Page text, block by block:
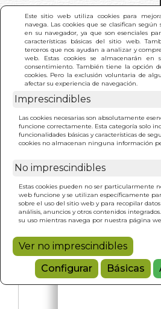
Este sitio web utiliza cookies para
navega. Las cookies que se clasifican según
en su navegador, ya que son esenciales
características básicas del sitio web.
terceros que nos ayudan a analizar y
web. Estas cookies se almacenarán en
consentimiento. También tiene la opción
cookies. Pero la exclusión voluntaria de
afectar su experiencia de navegación.
Imprescindibles
Las cookies necesarias son absolutamente
funcione correctamente. Esta categoría solo
funcionalidades básicas y características de
cookies no almacenan ninguna información
No imprescindibles
Estas cookies pueden no ser particularmente
web funcione y se utilizan específicamente
sobre el uso del sitio web y para recopilar
análisis, anuncios y otros contenidos
su uso mientras navega por nuestra página
Ver no imprescindibles
Configurar
Básicas
INICIO >
CEAAN